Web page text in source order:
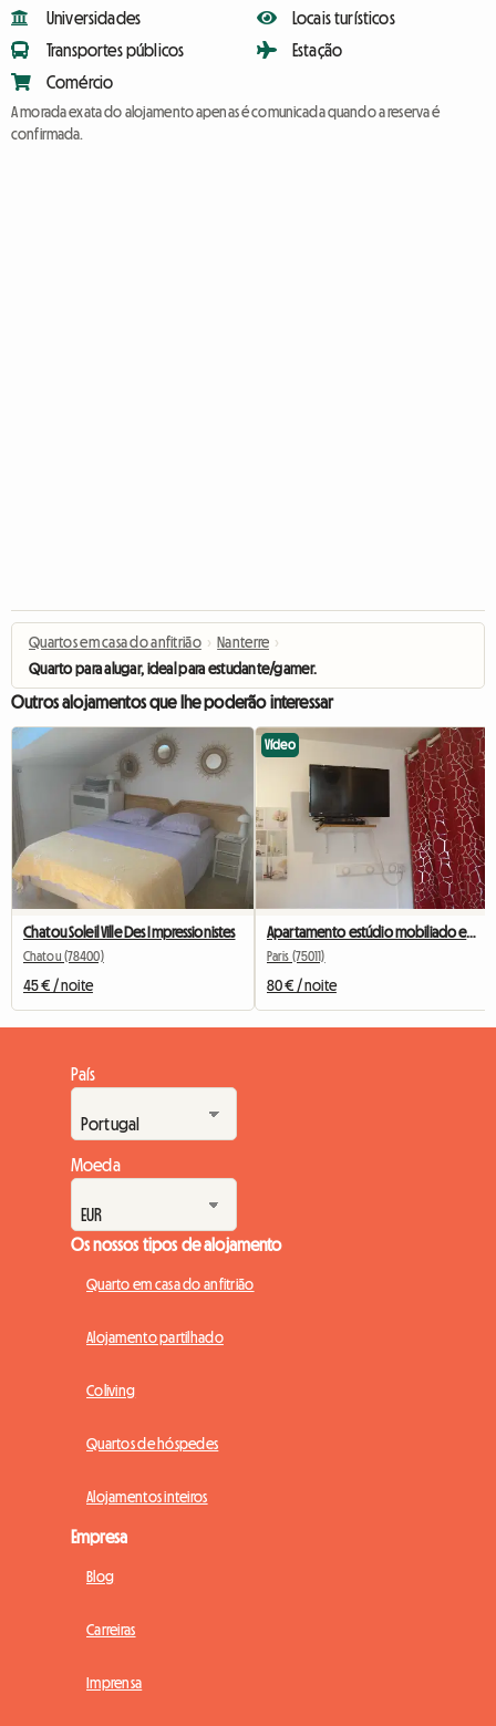
Universidades
Transportes públicos
Comércio
Locais turísticos
Estação
A morada exata do alojamento apenas é comunicada quando a reserva é
confirmada.
Quartos em casa do anfitrião › Nanterre ›
Quarto para alugar, ideal para estudante/gamer.
Outros alojamentos que lhe poderão interessar
Chatou Soleil Ville Des Impressionistes
Chatou (78400)
45 € / noite
Vídeo
Apartamento estúdio mobiliado em Bastille para estudantes, estagiários ou viajantes a negócios.
Paris (75011)
80 € / noite
País
Moeda
Os nossos tipos de alojamento
Quarto em casa do anfitrião
Alojamento partilhado
Coliving
Quartos de hóspedes
Alojamentos inteiros
Empresa
Blog
Carreiras
Imprensa